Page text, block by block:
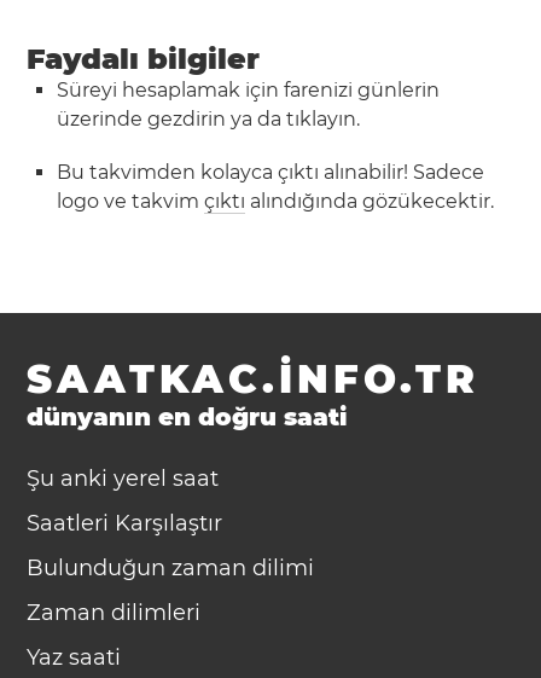
Faydalı bilgiler
Süreyi hesaplamak için farenizi günlerin
üzerinde gezdirin ya da tıklayın.
Bu takvimden kolayca çıktı alınabilir! Sadece
logo ve takvimçıktı alındığında gözükecektir.
SAATKAC.INFO.TR
dünyanın en doğru saati
Şu anki yerel saat
Saatleri Karşılaştır
Bulunduğun zaman dilimi
Zaman dilimleri
Yaz saati